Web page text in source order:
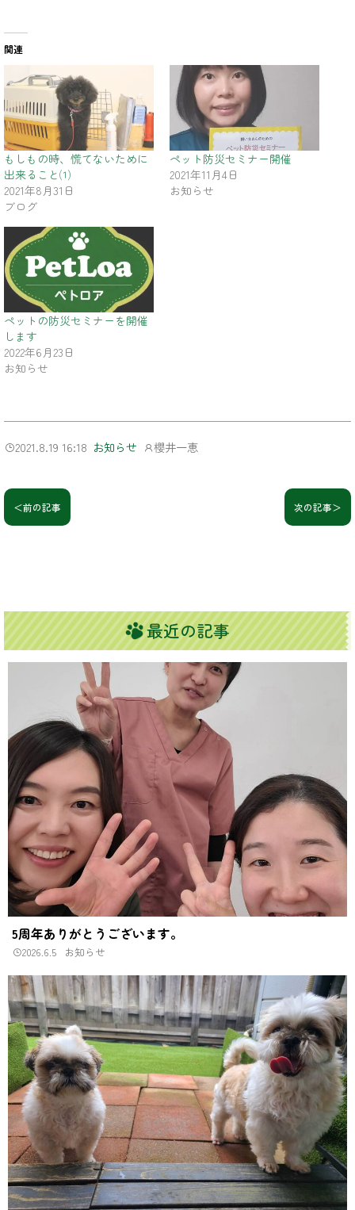
関連
もしもの時、慌てないために
出来ること⑴
2021年8月31日
ブログ
ペット防災セミナー開催
2021年11月4日
お知らせ
ペットの防災セミナーを開催
します
2022年6月23日
お知らせ
2021.8.19 16:18 お知らせ 櫻井一恵
＜前の記事 次の記事＞
最近の記事
5周年ありがとうございます。
2026.6.5 お知らせ